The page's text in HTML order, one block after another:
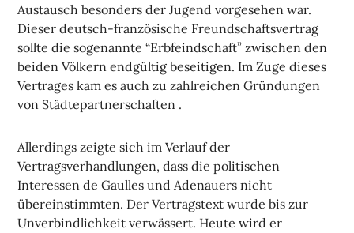
Austausch besonders der Jugend vorgesehen war.
Dieser deutsch-französische Freundschaftsvertrag
sollte die sogenannte “Erbfeindschaft” zwischen den
beiden Völkern endgültig beseitigen. Im Zuge dieses
Vertrages kam es auch zu zahlreichen Gründungen
von Städtepartnerschaften .
Allerdings zeigte sich im Verlauf der
Vertragsverhandlungen, dass die politischen
Interessen de Gaulles und Adenauers nicht
übereinstimmten. Der Vertragstext wurde bis zur
Unverbindlichkeit verwässert. Heute wird er